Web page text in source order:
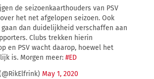
de seizoenkaarthouders van PSV
het net afgelopen seizoen. Ook
dan duidelijkheid verschaffen aan
Clubs trekken hierin
en PSV wacht daarop, hoewel het
is. Morgen meer: #ED
May 1, 2020